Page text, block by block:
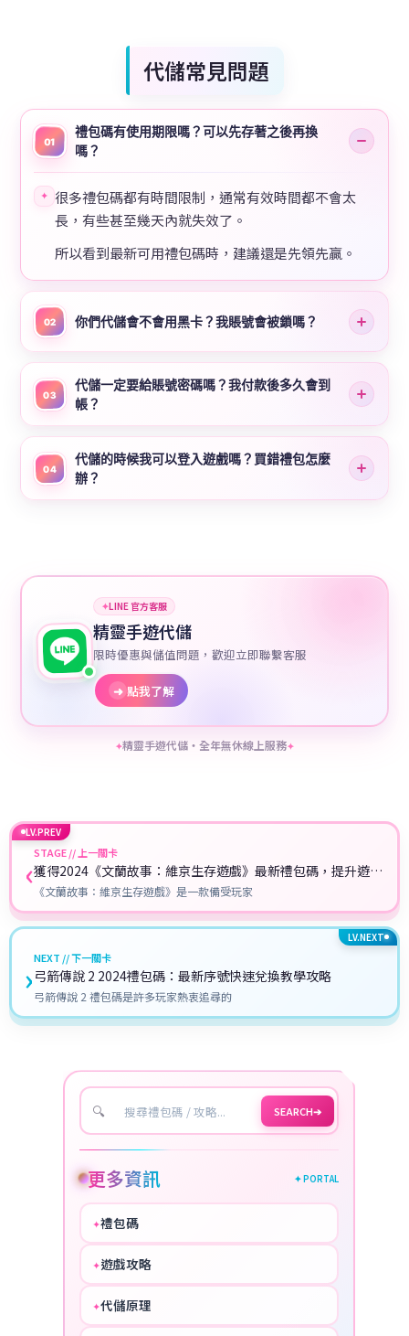
代儲常見問題
01
禮包碼有使用期限嗎？可以先存著之後再換
嗎？
✦ 很多禮包碼都有時間限制，通常有效時間都不會太
長，有些甚至幾天內就失效了。
所以看到最新可用禮包碼時，建議還是先領先贏。
02 你們代儲會不會用黑卡？我賬號會被鎖嗎？
03
代儲一定要給賬號密碼嗎？我付款後多久會到
帳？
04
代儲的時候我可以登入遊戲嗎？買錯禮包怎麼
辦？
✦LINE 官方客服
精靈手遊代儲
限時優惠與儲值問題，歡迎立即聯繫客服
➜ 點我了解
✦精靈手遊代儲・全年無休線上服務✦
LV.PREV
‹STAGE // 上一關卡
獲得2024《文蘭故事：維京生存遊戲》最新禮包碼，提升遊戲
體驗！（每日更新）
《文蘭故事：維京生存遊戲》是一款備受玩家
LV.NEXT
NEXT // 下一關卡
弓箭傳說 2 2024禮包碼：最新序號快速兌換教學攻略
弓箭傳說 2 禮包碼是許多玩家熱衷追尋的
›
🔍 SEARCH➔
更多資訊 ✦ PORTAL
✦禮包碼
✦遊戲攻略
✦代儲原理